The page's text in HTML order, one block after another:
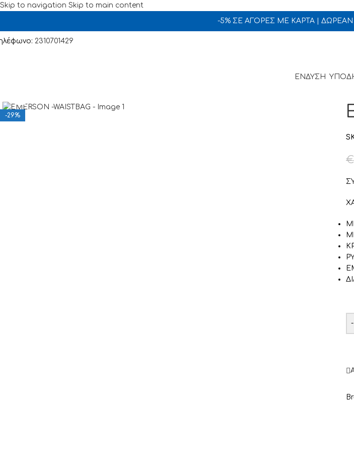
Skip to navigation Skip to main content
-5% ΣΕ ΑΓΟΡΕΣ ΜΕ ΚΑΡΤΑ |
2310701429
ΕΝΔΥΣΗ
-29%
€
-